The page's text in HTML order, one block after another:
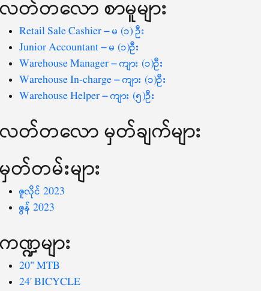
စကားလုံး
လတ်တ‌လော စာမူများ
Retail Sale Cashier – မ (၁) ဦး
Junior Accountant – မ (၁)ဦး
Warehouse Manager – ကျား (၁)ဦး
Warehouse In-charge – ကျား (၁)ဦး
Warehouse Helper – ကျား (၅)ဦး
လတ်တ‌လော မှတ်ချက်များ
မှတ်တမ်းများ
ဇူလိုင် 2023
ဇွန် 2023
ကဏ္ဍများ
20" MTB
24' BICYCLE